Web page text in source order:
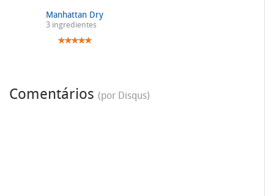
Manhattan Dry
3 ingredientes
Comentários (por Disqus)